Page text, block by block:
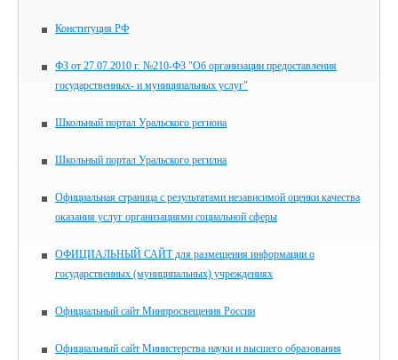
Конституция РФ
ФЗ от 27.07.2010 г. №210-ФЗ "Об организации предоставления
государственных- и муниципальных услуг"
Школьный портал Уральского региона
Школьный портал Уральского регилна
Официальная страница с результатами независимой оценки качества
оказания услуг организациями социальной сферы
ОФИЦИАЛЬНЫЙ САЙТ для размещения информации о
государственных (муниципальных) учреждениях
Официальный сайт Минпросвещения России
Официальный сайт Министерства науки и высшего образования